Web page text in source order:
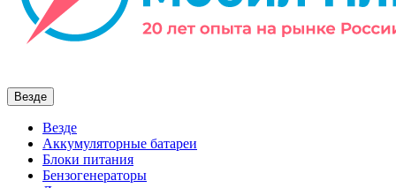
Везде
Везде
Аккумуляторные батареи
Блоки питания
Бензогенераторы